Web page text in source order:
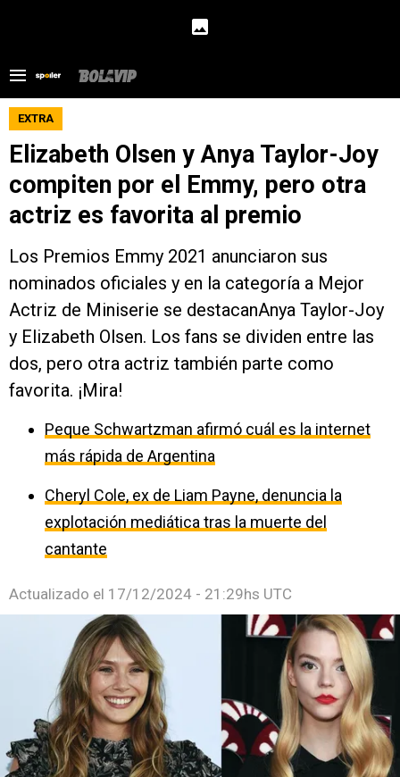
EXTRA
Elizabeth Olsen y Anya Taylor-Joy
compiten por el Emmy, pero otra
actriz es favorita al premio
Los Premios Emmy 2021 anunciaron sus
nominados oficiales y en la categoría a Mejor
Actriz de Miniserie se destacanAnya Taylor-Joy
y Elizabeth Olsen. Los fans se dividen entre las
dos, pero otra actriz también parte como
favorita. ¡Mira!
Peque Schwartzman afirmó cuál es la internet
más rápida de Argentina
Cheryl Cole, ex de Liam Payne, denuncia la
explotación mediática tras la muerte del
cantante
Actualizado el 17/12/2024 - 21:29hs UTC